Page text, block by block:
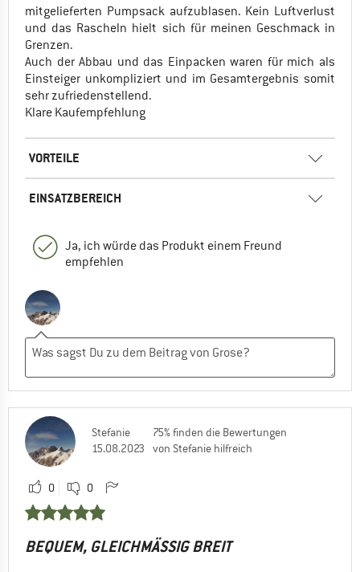
mitgelieferten Pumpsack aufzublasen. Kein Luftverlust
und das Rascheln hielt sich für meinen Geschmack in
Grenzen.
Auch der Abbau und das Einpacken waren für mich als
Einsteiger unkompliziert und im Gesamtergebnis somit
sehr zufriedenstellend.
Klare Kaufempfehlung
VORTEILE
EINSATZBEREICH
Ja, ich würde das Produkt einem Freund
empfehlen
Stefanie
15.08.2023
75% finden die Bewertungen
von Stefanie hilfreich
0 0
BEQUEM, GLEICHMÄSSIG BREIT